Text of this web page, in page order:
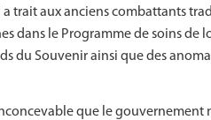
trait aux anciens combattants
dans le Programme de soins de
du Souvenir ainsi que des
que le gouvernement